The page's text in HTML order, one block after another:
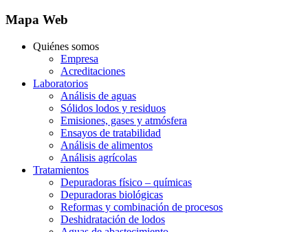
Mapa Web
Quiénes somos
Empresa
Acreditaciones
Laboratorios
Análisis de aguas
Sólidos lodos y residuos
Emisiones, gases y atmósfera
Ensayos de tratabilidad
Análisis de alimentos
Análisis agrícolas
Tratamientos
Depuradoras físico – químicas
Depuradoras biológicas
Reformas y combinación de procesos
Deshidratación de lodos